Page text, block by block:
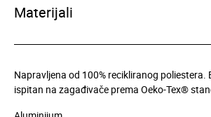
Materijali
Napravljena od 100% recikliranog poliestera.
ispitan na zagađivače prema Oeko-Tex®